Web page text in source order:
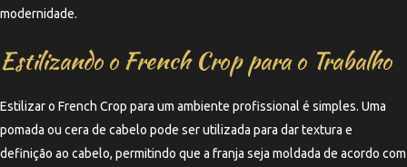
modernidade.
Estilizando o French Crop para o Trabalho
Estilizar o French Crop para um ambiente profissional é simples. Uma
pomada ou cera de cabelo pode ser utilizada para dar textura e
definição ao cabelo, permitindo que a franja seja moldada de acordo com